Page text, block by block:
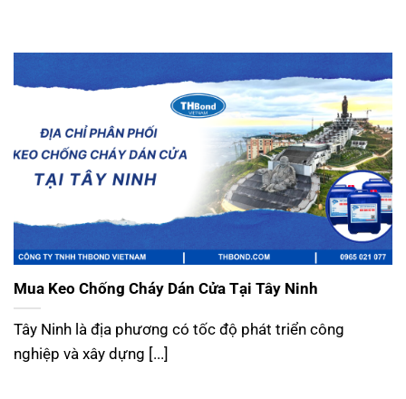
Mua Keo Chống Cháy Dán Cửa Tại Tây Ninh
Tây Ninh là địa phương có tốc độ phát triển công
nghiệp và xây dựng [...]